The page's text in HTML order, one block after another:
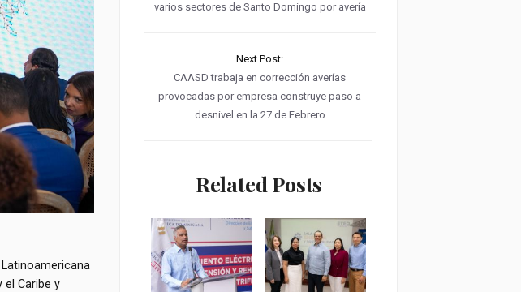
el Caribe y
varios sectores de Santo Domingo por avería
Next Post:
CAASD trabaja en corrección averías
provocadas por empresa construye paso a
desnivel en la 27 de Febrero
Related Posts